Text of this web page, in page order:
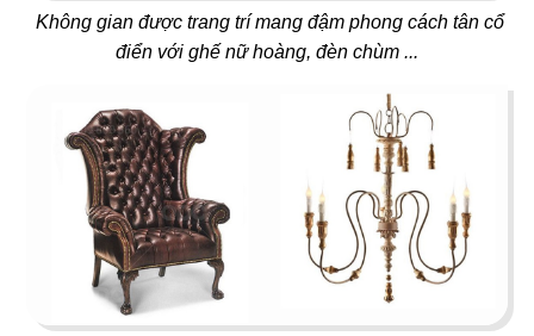
Không gian được trang trí mang đậm phong cách tân cổ
điển với ghế nữ hoàng, đèn chùm ...
SUSHI MASA
Nhà hàng Nhật
LAN KWAI FONG
Beer Club